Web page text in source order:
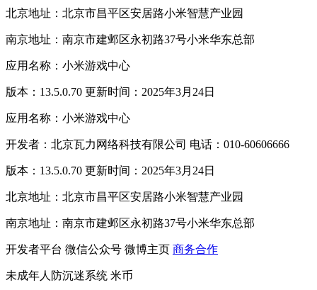
北京地址：北京市昌平区安居路小米智慧产业园
南京地址：南京市建邺区永初路37号小米华东总部
应用名称：小米游戏中心
版本：13.5.0.70 更新时间：2025年3月24日
应用名称：小米游戏中心
开发者：北京瓦力网络科技有限公司 电话：010-60606666
版本：13.5.0.70 更新时间：2025年3月24日
北京地址：北京市昌平区安居路小米智慧产业园
南京地址：南京市建邺区永初路37号小米华东总部
开发者平台 微信公众号 微博主页 商务合作
未成年人防沉迷系统 米币